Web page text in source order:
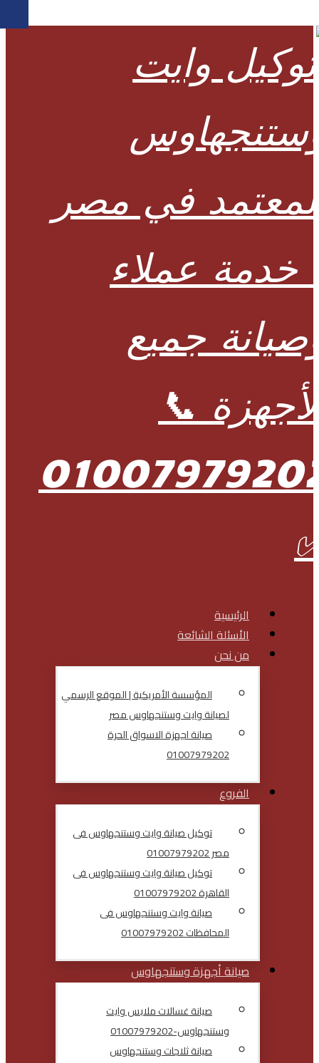
الرئيسية
الأسئلة الشائعة
من نحن
المؤسسة الأمريكية | الموقع الرسمي
لصيانة وايت وستنجهاوس مصر
صيانة اجهزة الاسواق الحرة
01007979202
الفروع
توكيل صيانة وايت وستنجهاوس فى
مصر 01007979202
توكيل صيانة وايت وستنجهاوس فى
القاهرة 01007979202
صيانة وايت وستنجهاوس فى
المحافظات 01007979202
صيانة أجهزة وستنجهاوس
صيانة غسالات ملابس وايت
وستنجهاوس-01007979202
صيانة ثلاجات وستنجهاوس